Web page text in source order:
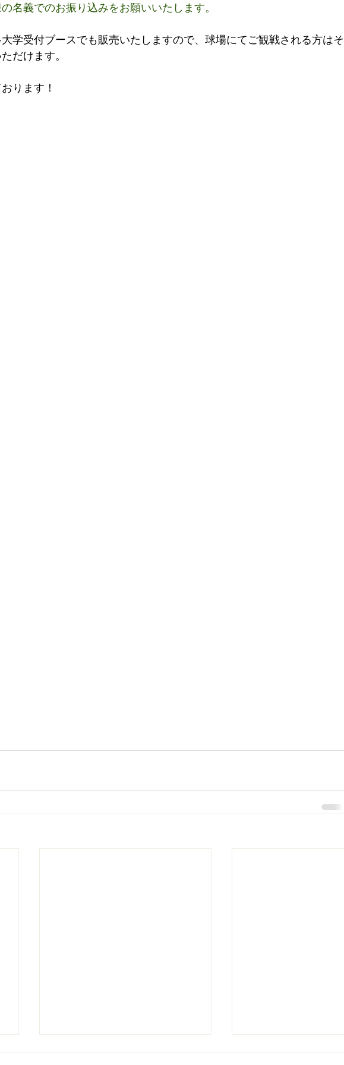
名義でのお振り込みをお願いいたします。
学受付ブースでも販売いたしますので、球場にてご観戦される方はそ
だけます。
ります！